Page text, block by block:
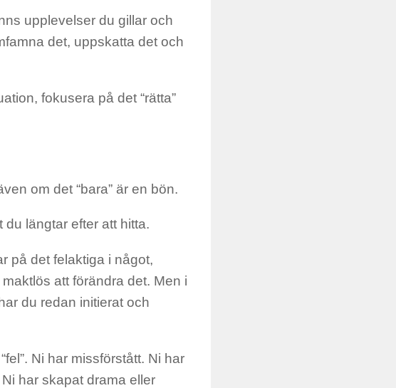
upplevelser du gillar och
det, uppskatta det och
fokusera på det “rätta”
om det “bara” är en bön.
längtar efter att hitta.
på det felaktiga i något,
att förändra det. Men i
du redan initierat och
Ni har missförstått. Ni har
har skapat drama eller